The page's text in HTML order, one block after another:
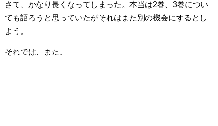
さて、かなり長くなってしまった。本当は2巻、3巻につい
ても語ろうと思っていたがそれはまた別の機会にするとし
よう。
それでは、また。